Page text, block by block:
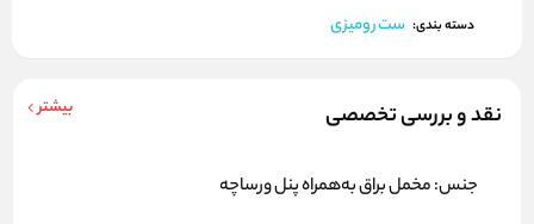
دسته بندی: ست رومیزی
نقد و بررسی تخصصی بیشتر
جنس:مخمل براق به‌همراه پنل ورساچه